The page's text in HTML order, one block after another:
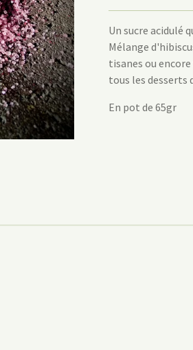
Un sucre acidulé
Mélange
tisanes ou
tous les
En pot de 65gr